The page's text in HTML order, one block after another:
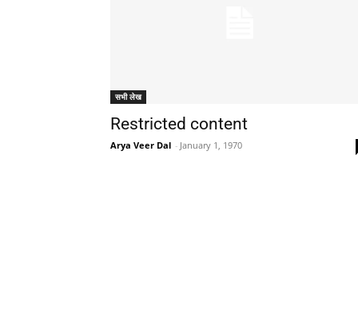
सभी लेख
Restricted content
Arya Veer Dal - January 1, 1970